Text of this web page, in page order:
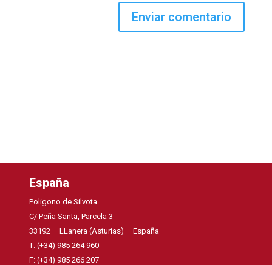
España
Poligono de Silvota
C/ Peña Santa, Parcela 3
33192 – LLanera (Asturias) – España
T: (+34) 985 264 960
F: (+34) 985 266 207